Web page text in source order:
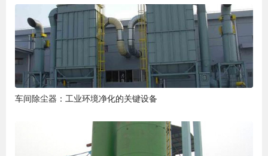
车间除尘器：工业环境净化的关键设备